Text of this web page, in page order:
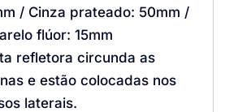
/ Cinza prateado: 50mm /
flúor: 15mm
refletora circunda as
e estão colocadas nos
laterais.